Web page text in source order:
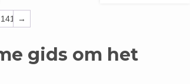
141 →
gids om het